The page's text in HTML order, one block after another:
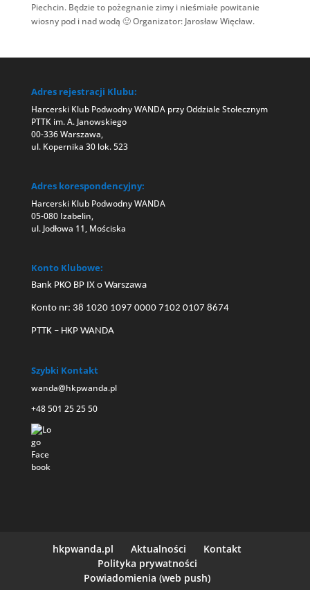
Piechcin. Będzie to pożegnanie zimy i nieśmiałe powitanie
wiosny pod i nad wodą 🙂 Organizator: Jarosław Więcław.
Adres rejestracji Klubu:
Harcerski Klub Podwodny WANDA przy Oddziale Stołecznym
PTTK im. A. Janowskiego
00-336 Warszawa,
ul. Kopernika 30 lok. 523
Adres korespondencyjny:
Harcerski Klub Podwodny WANDA
05-080 Izabelin,
ul. Jodłowa 11, Mościska
Konto Klubowe:
Bank PKO BP IX o Warszawa
Konto nr: 38 1020 1097 0000 7102 0107 8674
PTTK – HKP WANDA
Szybki Kontakt
wanda@hkpwanda.pl
+48 501 25 25 50
hkpwanda.pl Aktualności
Kontakt
Polityka prywatności
Powiadomienia (web push)